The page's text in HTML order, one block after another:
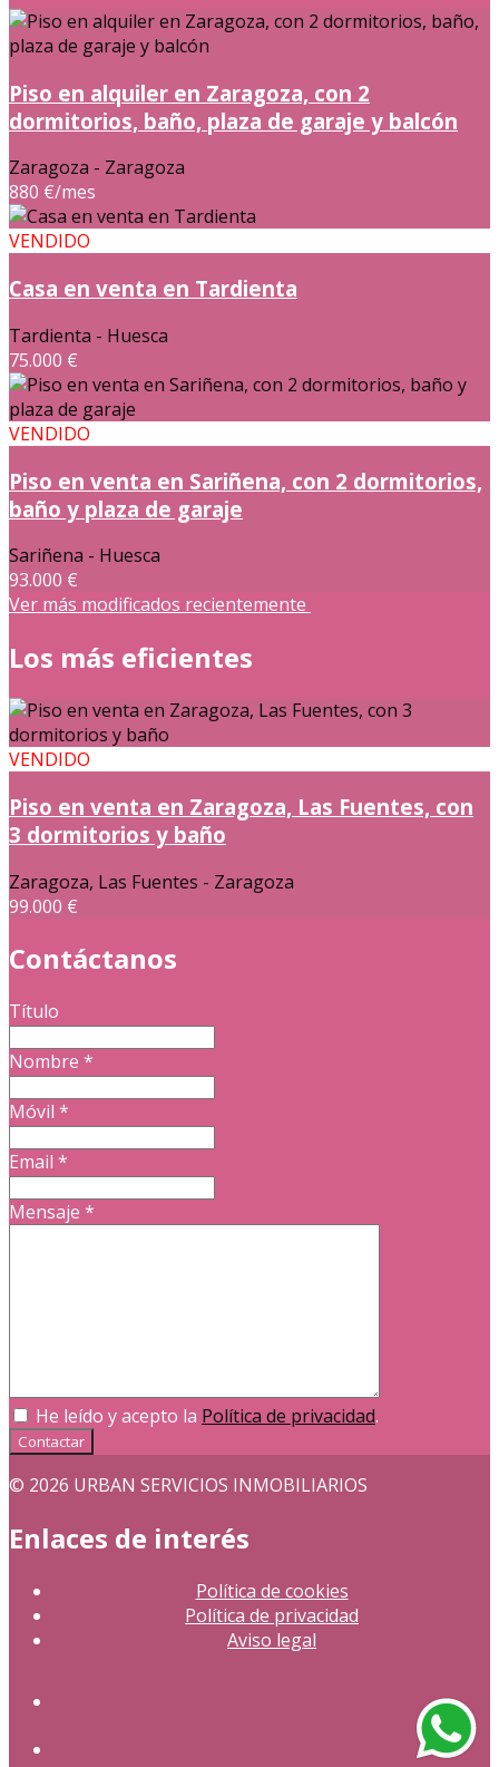
Piso en alquiler en Zaragoza, con 2
dormitorios, baño, plaza de garaje y balcón
Zaragoza - Zaragoza
880 €/mes
VENDIDO
Casa en venta en Tardienta
Tardienta - Huesca
75.000 €
VENDIDO
Piso en venta en Sariñena, con 2 dormitorios,
baño y plaza de garaje
Sariñena - Huesca
93.000 €
Ver más modificados recientemente
Los más eficientes
VENDIDO
Piso en venta en Zaragoza, Las Fuentes, con
3 dormitorios y baño
Zaragoza, Las Fuentes - Zaragoza
99.000 €
Contáctanos
Título
Nombre *
Móvil *
Email *
Mensaje *
He leído y acepto la Política de privacidad.
Contactar
© 2026 URBAN SERVICIOS INMOBILIARIOS
Enlaces de interés
Política de cookies
Política de privacidad
Aviso legal